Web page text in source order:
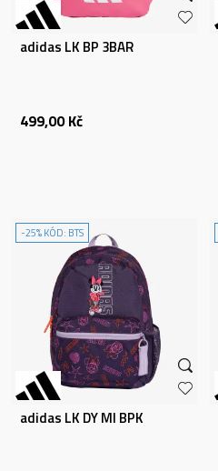
adidas LK BP 3BAR
499,00 Kč
-25% KÓD: BTS
adidas LK DY MI BPK